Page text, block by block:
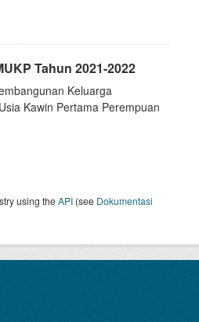
Tahun 2021-2022
Keluarga
Kawin Pertama Perempuan
using theAPI (see Dokumentasi